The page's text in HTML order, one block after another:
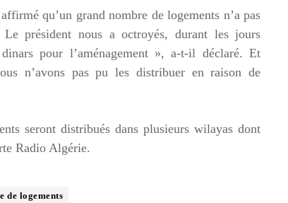
qu’un grand nombre de logements n’a pas
Le président nous a octroyés, durant les jours
pour l’aménagement », a-t-il déclaré. Et
n’avons pas pu les distribuer en raison de
seront distribués dans plusieurs wilayas dont
Radio Algérie.
de logements